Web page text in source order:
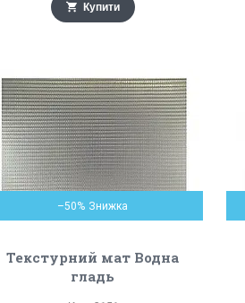
Купити
–50%
Текстурний мат Водна
гладь